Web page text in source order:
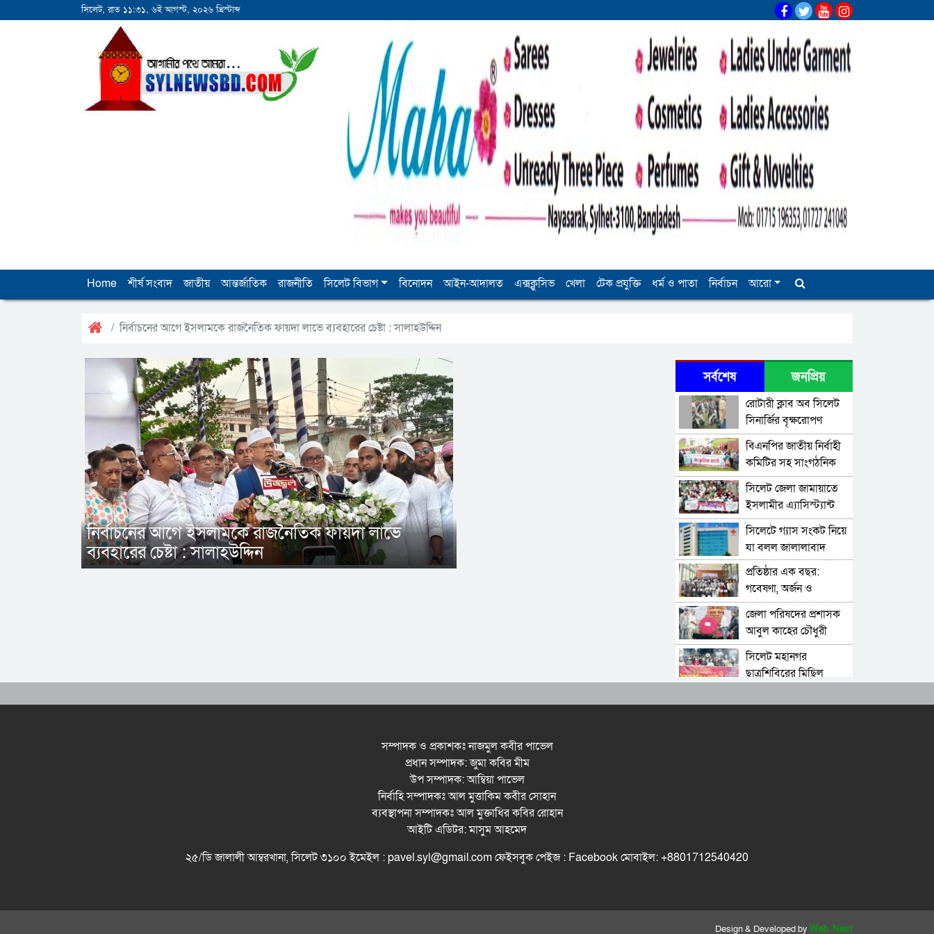
সিলেট, রাত ১১:৩১, ৬ই আগস্ট, ২০২৬ খ্রিস্টাব্দ
Home শীর্ষ সংবাদ জাতীয় আন্তর্জাতিক রাজনীতি সিলেট বিভাগ বিনোদন আইন-আদালত এক্সক্লুসিভ খেলা টেক প্রযুক্তি ধর্ম ও পাতা নির্বাচন আরো
নির্বাচনের আগে ইসলামকে রাজনৈতিক ফায়দা লাভে ব্যবহারের চেষ্টা : সালাহউদ্দিন
নির্বাচনের আগে ইসলামকে রাজনৈতিক ফায়দা লাভে
ব্যবহারের চেষ্টা : সালাহউদ্দিন
সর্বশেষ জনপ্রিয়
রোটারী ক্লাব অব সিলেট
সিনার্জির বৃক্ষরোপণ
কর্মসূচি অনুষ্ঠিত
বিএনপির জাতীয় নির্বাহী
কমিটির সহ সাংগঠনিক
সম্পাদক মিফতাহ্ সিদ্দিকী
বলেছেন
সিলেট জেলা জামায়াতে
ইসলামীর এ্যাসিস্ট্যান্ট
সেক্রেটারী অধ্যক্ষ নজরুল
ইসলাম বলেছেন
সিলেটে গ্যাস সংকট নিয়ে
যা বলল জালালাবাদ
প্রতিষ্ঠার এক বছর:
গবেষণা, অর্জন ও
অঙ্গীকারে নতুন দিগন্তে
মেট্রোপলিটন ইউনিভার্সিটি
রিসার্চ সোসাইটি
জেলা পরিষদের প্রশাসক
আবুল কাহের চৌধুরী
জুলাই স্মৃতিস্তম্ভে শ্রদ্ধা
নিবেদন
সিলেট মহানগর
ছাত্রশিবিরের মিছিল
বৃক্ষরোপণ কর্মসুচি পালন
বড়লেখায় জুলাই
শহীদদের স্মরণে সহকারী
সম্পাদক ও প্রকাশকঃ নাজমুল কবীর পাভেল
প্রধান সম্পাদক: জুমা কবির মীম
উপ সম্পাদক: আম্বিয়া পাভেল
নির্বাহি সম্পাদকঃ আল মুত্তাকিম কবীর সোহান
ব্যবস্থাপনা সম্পাদকঃ আল মুক্তাধির কবির রোহান
আইটি এডিটর: মাসুম আহমেদ
২৫/ডি জালালী আম্বরখানা, সিলেট ৩১০০ ইমেইল : pavel.syl@gmail.com ফেইসবুক পেইজ : Facebook মোবাইল: +8801712540420
Design & Developed by Web Nest